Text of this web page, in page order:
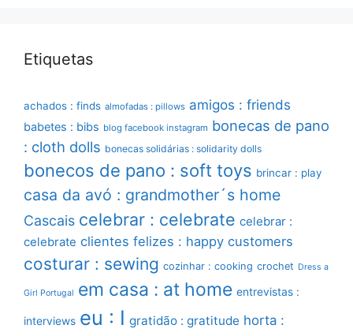
Etiquetas
achados : finds almofadas : pillows amigos : friends
babetes : bibs blog facebook instagram bonecas de pano
: cloth dolls bonecas solidárias : solidarity dolls
bonecos de pano : soft toys brincar : play
casa da avó : grandmother´s home
Cascais celebrar : celebrate celebrar :
celebrate clientes felizes : happy customers
costurar : sewing cozinhar : cooking crochet Dress a
Girl Portugal em casa : at home entrevistas :
interviews eu : I gratidão : gratitude horta :